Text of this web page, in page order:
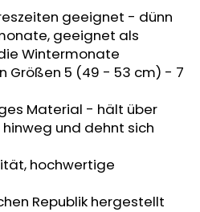
geeignet - dünn
geeignet als
Wintermonate
Größen 5 (49 - 53 cm) - 7
Material - hält über
und dehnt sich
hochwertige
Republik hergestellt